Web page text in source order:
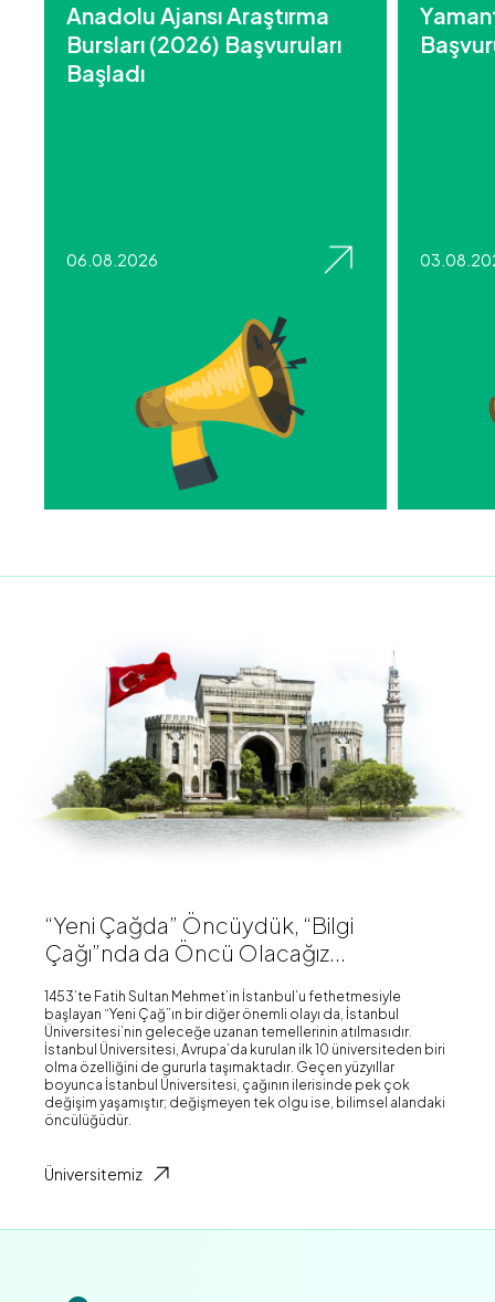
Anadolu Ajansı Araştırma
Bursları (2026) Başvuruları
Başladı
06.08.2026
“Yeni Çağda” Öncüydük, “Bilgi
Çağı”nda da Öncü Olacağız...
1453’te Fatih Sultan Mehmet’in İstanbul’u fethetmesiyle
başlayan “Yeni Çağ”ın bir diğer önemli olayı da, İstanbul
Üniversitesi’nin geleceğe uzanan temellerinin atılmasıdır.
İstanbul Üniversitesi, Avrupa’da kurulan ilk 10 üniversiteden biri
olma özelliğini de gururla taşımaktadır. Geçen yüzyıllar
boyunca İstanbul Üniversitesi, çağının ilerisinde pek çok
değişim yaşamıştır; değişmeyen tek olgu ise, bilimsel alandaki
öncülüğüdür.
Üniversitemiz